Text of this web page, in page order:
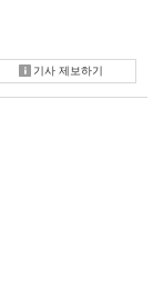
기사 제보하기